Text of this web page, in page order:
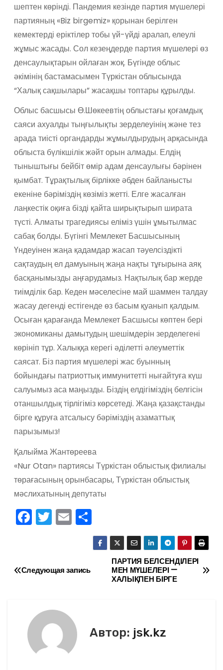
шептен көрінді. Пандемия кезінде партия мүшелері
партияның «Biz birgemiz» қорынан берілген
кемектерді еріктілер тобы үй-үйді аралап, елеулі
жұмыс жасады. Сол кезеңдерде партия мүшелері өз
денсаулықтарын ойлаған жоқ. Бүгінде облыс
әкімінің бастамасымен Түркістан облысында
“Халық сақшылары” жасақшы топтары құрылды.
Облыс басшысы Ө.Шөкеевтің облыстағы қоғамдық
саяси ахуалды тыңғылықты зерделеуінің және тез
арада тиісті органдарды жұмылдырудың арқасында
облыста бүлікшілік жәйт орын алмады. Елдің
тыныштығы бейбіт өмір адам денсаулығы бәрінен
қымбат. Тұрақтылық бірлікке әбден байланысты
екеніне бәріміздің көзіміз жетті. Елге жасалған
лаңкестік оқиға бізді қайта ширықтырып ширата
түсті. Алматы трагедиясы еліміз үшін ұмытылмас
сабақ болды. Бүгінгі Мемлекет Басшысының
Үндеуінен жаңа қадамдар жасап тәуелсіздікті
сақтаудың ел дамуының жаңа нақты тұғырына аяқ
басқанымызды аңғарудамыз. Нақтылық бар жерде
тиімділік бар. Кеден мәселесіне май шаммен талдау
жасау дегенді естігенде өз басым қуанып қалдым.
Осыған қарағанда Мемлекет Басшысы көптен бері
экономиканы дамытудың шешімдерін зерделегені
көрініп тұр. Халыққа керегі әділетті әлеуметтік
саясат. Біз партия мүшелері жас буынның
бойындағы патриоттық иммунитетті нығайтуға күш
салуымыз аса маңызды. Біздің елдігіміздің белгісін
отаншылдық тірлігіміз көрсетеді. Жаңа қазақстанды
бірге құруға атсалысу бәріміздің азаматтық
парызымыз!
Қалыйма Жантөреева
«Nur Otan» партиясы Түркістан облыстық филиалы
төрағасының орынбасары, Түркістан облыстық
мәслихатының депутаты
F
e
b
o
T
er
E
l
О
тп
р
Н
ПАРТИЯ БЕЛСЕНДІЛЕРІ
МЕН МҮШЕЛЕРІ —
ХАЛЫҚПЕН БІРГЕ
Следующая запись
Автор: jsk.kz